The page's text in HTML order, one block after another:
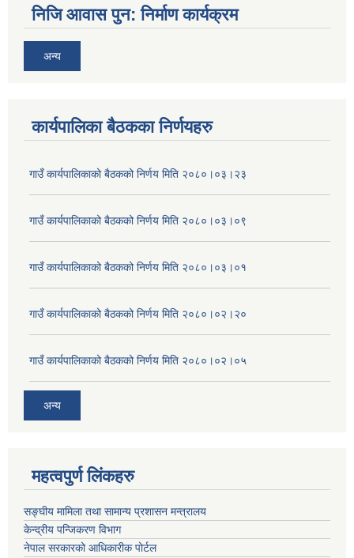
निजि आवास पुन: निर्माण कार्यक्रम
अन्य
कार्यपालिका बैठकका निर्णयहरु
गाउँ कार्यपालिकाको बैठकको निर्णय मिति २०८०।०३।२३
गाउँ कार्यपालिकाको बैठकको निर्णय मिति २०८०।०३।०९
गाउँ कार्यपालिकाको बैठकको निर्णय मिति २०८०।०३।०१
गाउँ कार्यपालिकाको बैठकको निर्णय मिति २०८०।०२।२०
गाउँ कार्यपालिकाको बैठकको निर्णय मिति २०८०।०२।०५
अन्य
महत्वपुर्ण लिंकहरु
सङ्घीय मामिला तथा सामान्य प्रशासन मन्त्रालय
केन्द्रीय पन्जिकरण विभाग
नेपाल सरकारको आधिकारीक पोर्टल